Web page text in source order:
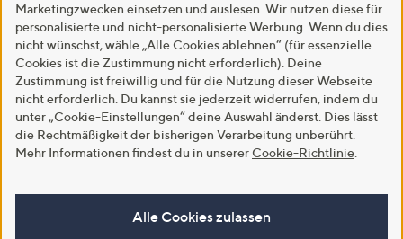
Marketingzwecken einsetzen und auslesen. Wir nutzen diese für
personalisierte und nicht-personalisierte Werbung. Wenn du dies
nicht wünschst, wähle „Alle Cookies ablehnen“ (für essenzielle
Cookies ist die Zustimmung nicht erforderlich). Deine
Zustimmung ist freiwillig und für die Nutzung dieser Webseite
nicht erforderlich. Du kannst sie jederzeit widerrufen, indem du
unter „Cookie-Einstellungen“ deine Auswahl änderst. Dies lässt
die Rechtmäßigkeit der bisherigen Verarbeitung unberührt.
Mehr Informationen findest du in unserer Cookie-Richtlinie
Alle Cookies zulassen